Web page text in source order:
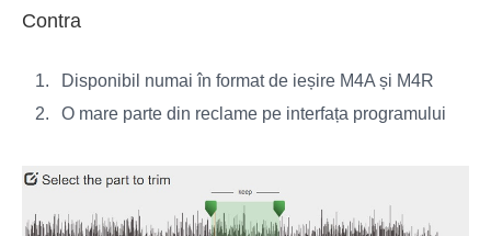
Contra
Disponibil numai în format de ieșire M4A și M4R
O mare parte din reclame pe interfața programului